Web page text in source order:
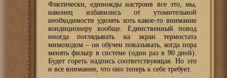
Фактически, единожды настроив все это, мы,
наконец избавились от утомительной
необходимости уделять хоть какое-то внимание
кондиционеру вообще. Единственный повод
иногда поглядывать на экран термостата
мимоходом – он обучен показывать, когда пора
менять фильтр в системе (один раз в 90 дней).
Будет гореть надпись соответствующая. Но это
и все внимание, что оно теперь к себе требует.